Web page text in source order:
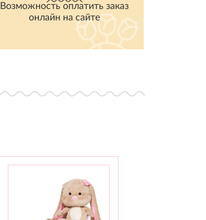
Возможность оплатить заказ
онлайн на сайте